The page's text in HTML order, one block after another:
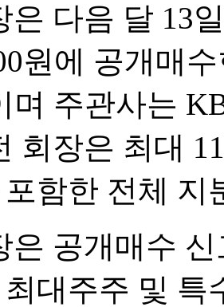
은 다음 달 13
원에 공개매
며 주관사는
회장은 최대
함한 전체 지
은 공개매수
대주주 및 특